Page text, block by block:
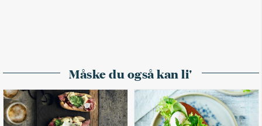
Måske du også kan li'